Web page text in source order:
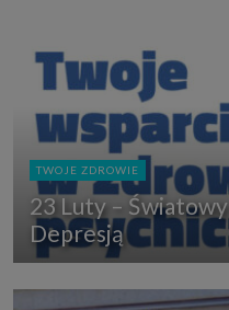
TWOJE ZDROWIE
23 Luty –
Depresją